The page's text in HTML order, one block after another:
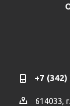
+7
614033,